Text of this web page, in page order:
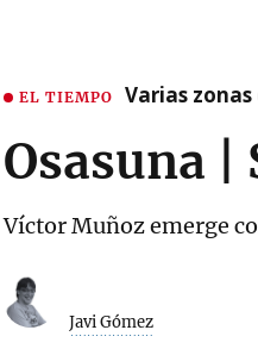
EL TIEMPO Varias
Osasuna |
Víctor Muñoz emerge
Javi Gómez